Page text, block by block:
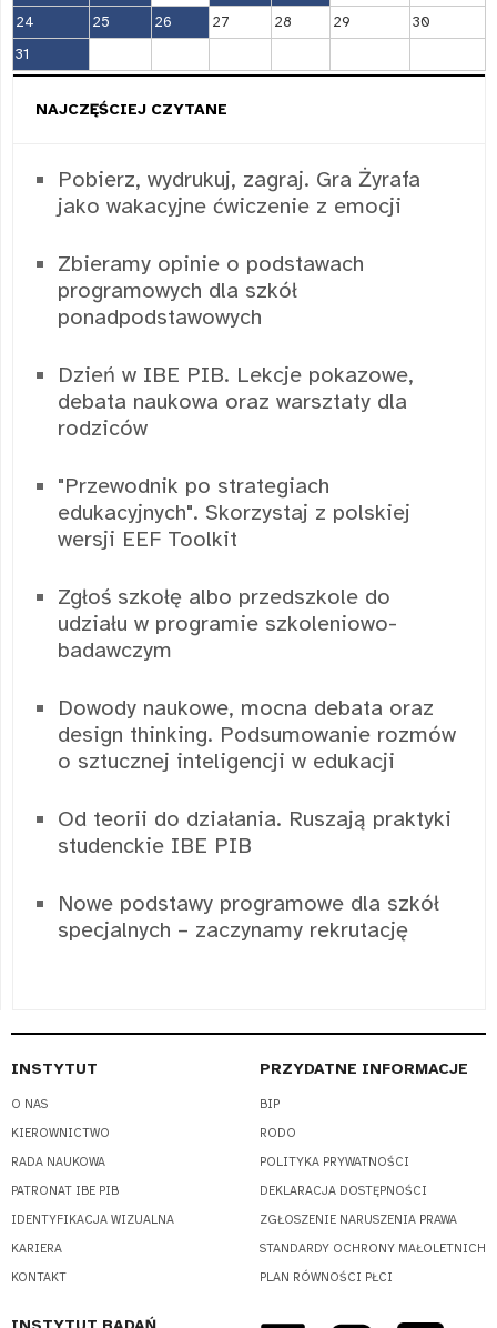
24
25 26 27 28 29
30
31
NAJCZĘŚCIEJ CZYTANE
Pobierz, wydrukuj, zagraj. Gra Żyrafa
jako wakacyjne ćwiczenie z emocji
Zbieramy opinie o podstawach
programowych dla szkół
ponadpodstawowych
Dzień w IBE PIB. Lekcje pokazowe,
debata naukowa oraz warsztaty dla
rodziców
"Przewodnik po strategiach
edukacyjnych". Skorzystaj z polskiej
wersji EEF Toolkit
Zgłoś szkołę albo przedszkole do
udziału w programie szkoleniowo-
badawczym
Dowody naukowe, mocna debata oraz
design thinking. Podsumowanie rozmów
o sztucznej inteligencji w edukacji
Od teorii do działania. Ruszają praktyki
studenckie IBE PIB
Nowe podstawy programowe dla szkół
specjalnych – zaczynamy rekrutację
INSTYTUT
O NAS
KIEROWNICTWO
RADA NAUKOWA
PATRONAT IBE PIB
IDENTYFIKACJA WIZUALNA
KARIERA
KONTAKT
PRZYDATNE INFORMACJE
BIP
RODO
POLITYKA PRYWATNOŚCI
DEKLARACJA DOSTĘPNOŚCI
ZGŁOSZENIE NARUSZENIA PRAWA
STANDARDY OCHRONY MAŁOLETNICH
PLAN RÓWNOŚCI PŁCI